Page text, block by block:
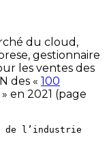
du cloud,
gestionnaire
les ventes des
des « 100
» en 2021 (page